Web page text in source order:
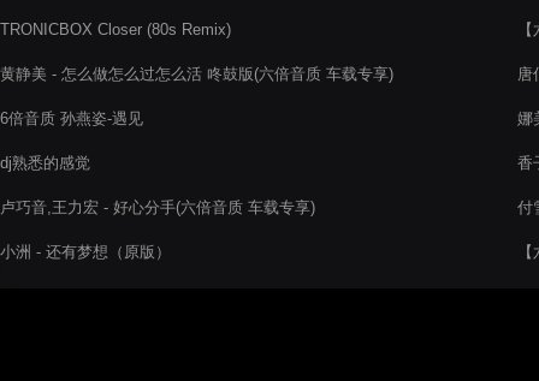
TRONICBOX Closer (80s Remix)
黄静美 - 怎么做怎么过怎么活 咚鼓版(六倍音质 车载专享)
6倍音质 孙燕姿-遇见
dj熟悉的感觉
卢巧音,王力宏 - 好心分手(六倍音质 车载专享)
小洲 - 还有梦想（原版）
唐
娜
香
付